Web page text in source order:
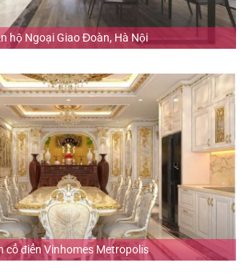
hộ Ngoại Giao Đoàn, Hà Nội
cổ điển Vinhomes Metropolis